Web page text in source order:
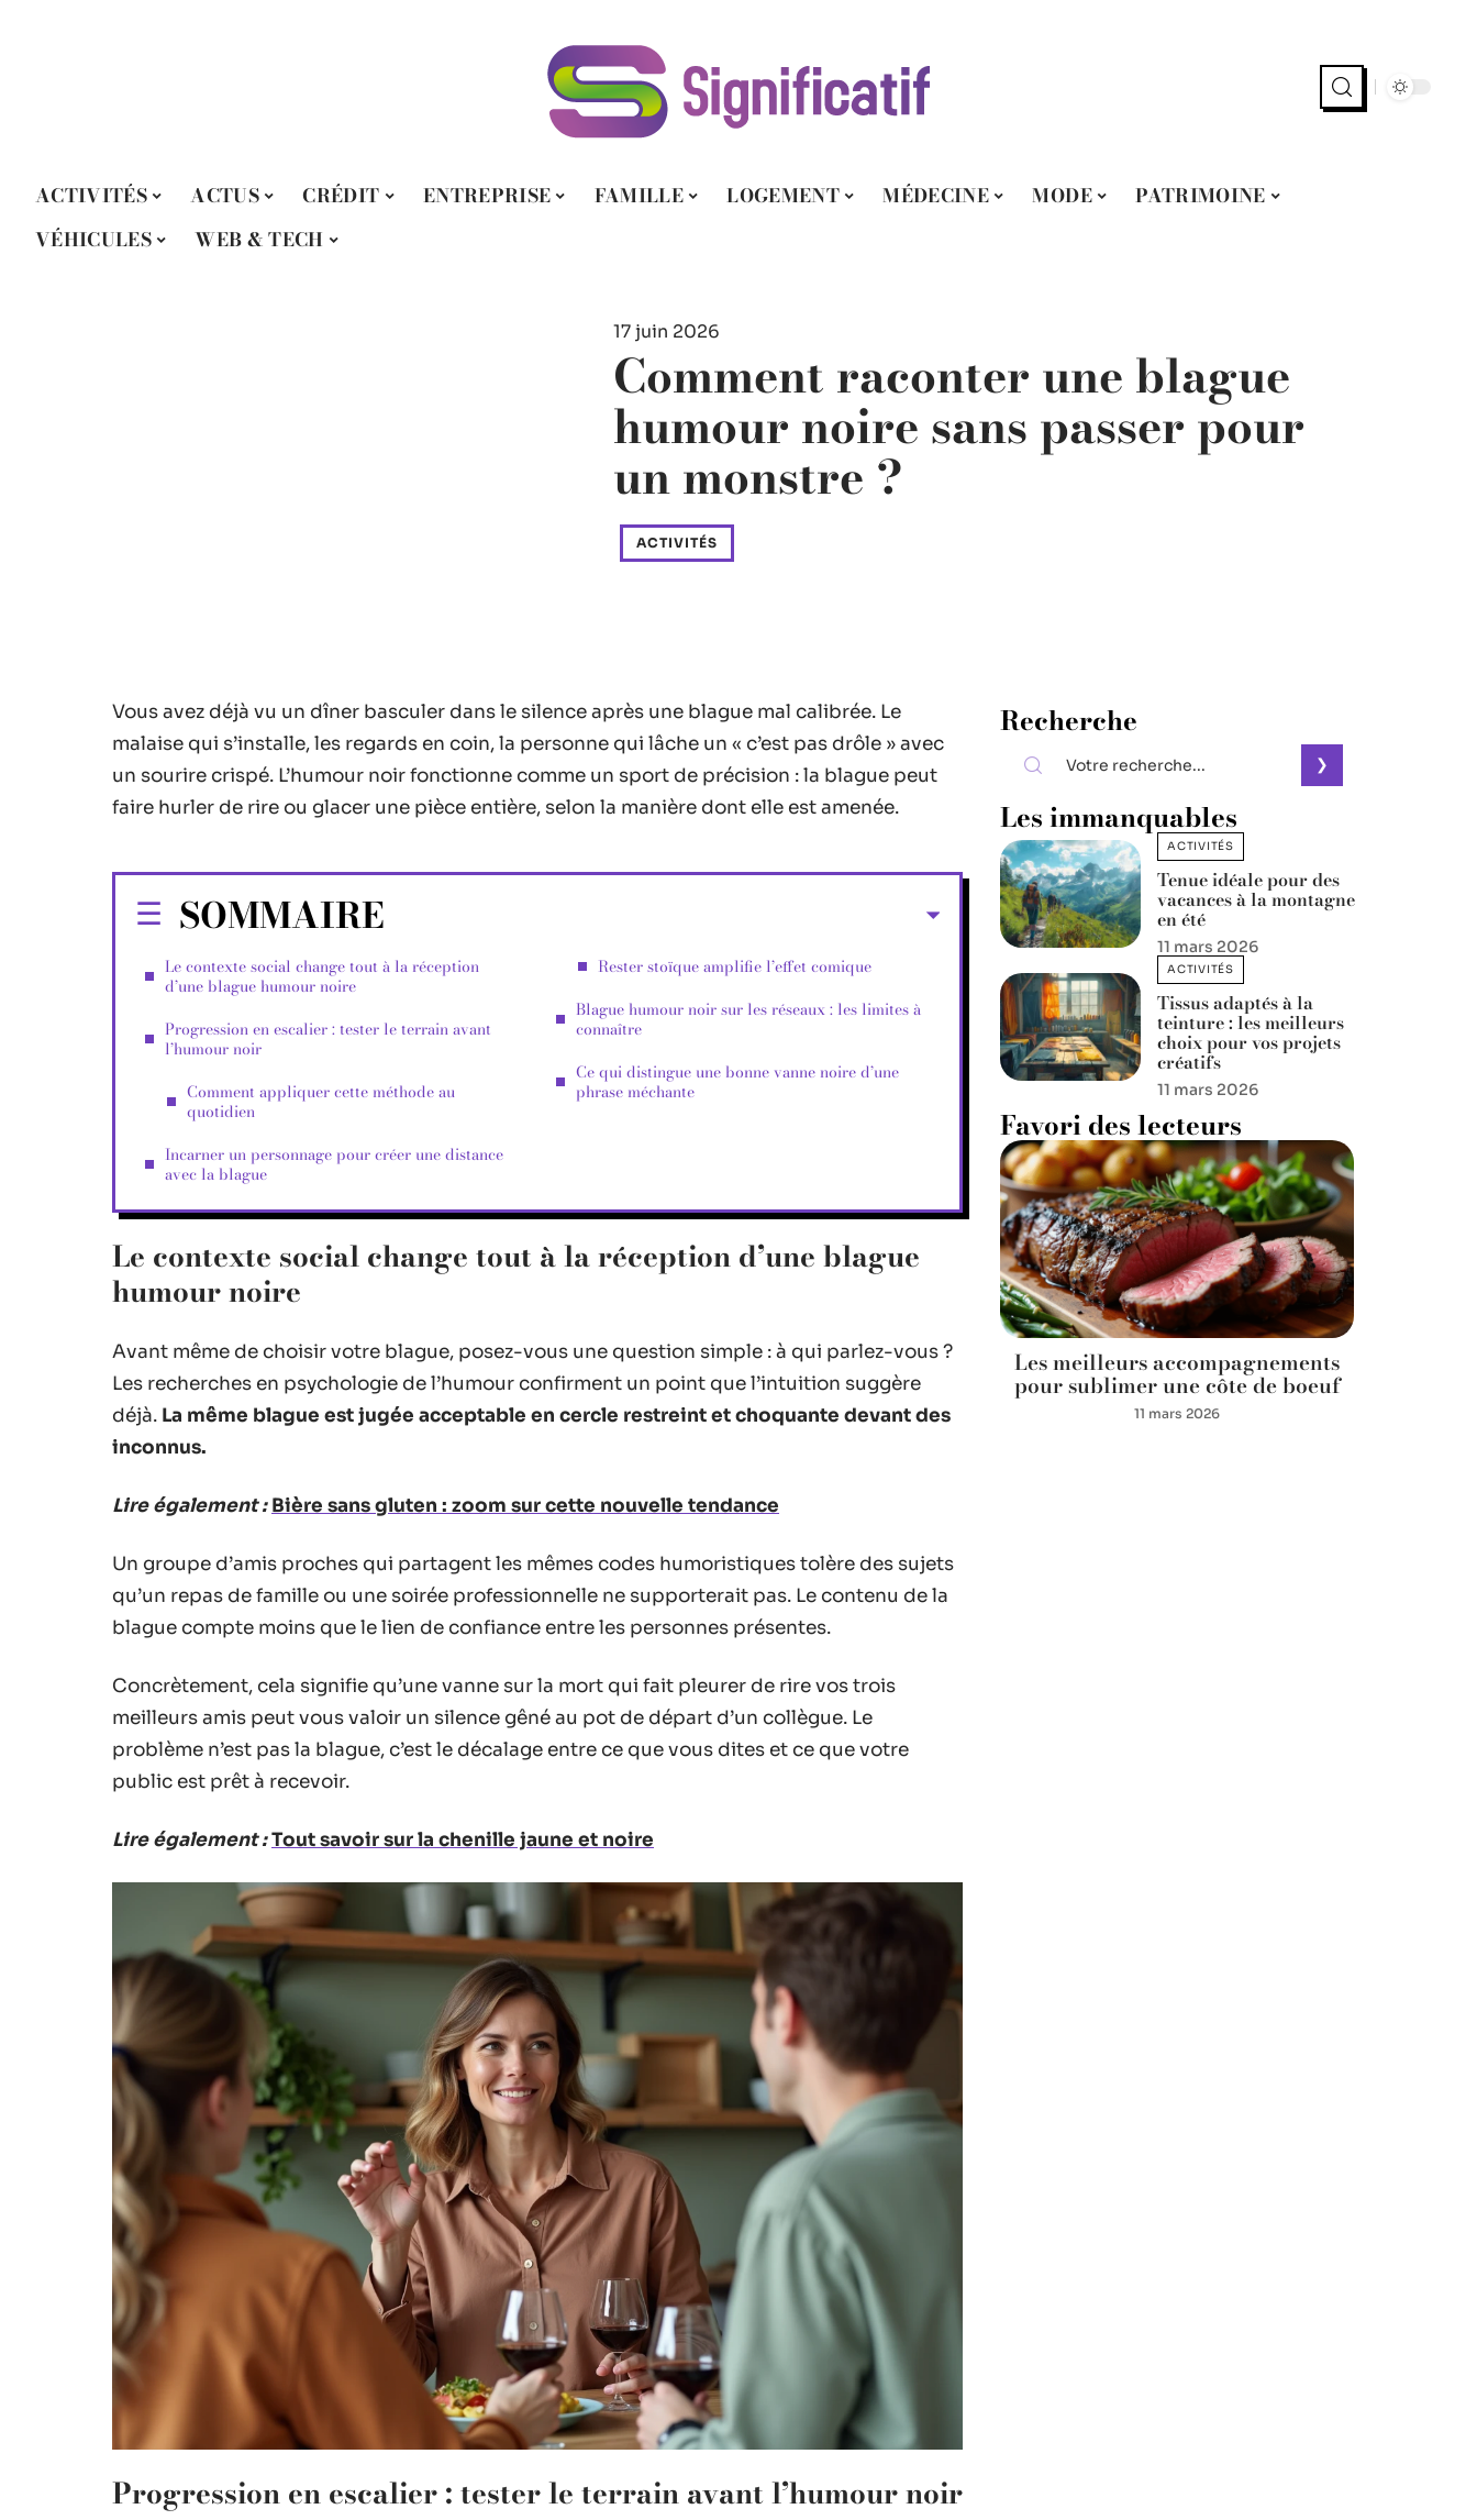
ACTIVITÉS ACTUS CRÉDIT ENTREPRISE FAMILLE LOGEMENT MÉDECINE MODE
PATRIMOINE
VÉHICULES
WEB & TECH
17 juin 2026
Comment raconter une blague
humour noire sans passer pour
un monstre ?
ACTIVITÉS
Vous avez déjà vu un dîner basculer dans le silence après une blague mal calibrée. Le
malaise qui s’installe, les regards en coin, la personne qui lâche un « c’est pas drôle » avec
un sourire crispé. L’humour noir fonctionne comme un sport de précision : la blague peut
faire hurler de rire ou glacer une pièce entière, selon la manière dont elle est amenée.
SOMMAIRE
Le contexte social change tout à la réception
d’une blague humour noire
Progression en escalier : tester le terrain avant
l’humour noir
Comment appliquer cette méthode au
quotidien
Incarner un personnage pour créer une distance
avec la blague
Rester stoïque amplifie l’effet comique
Blague humour noir sur les réseaux : les limites à
connaître
Ce qui distingue une bonne vanne noire d’une
phrase méchante
Le contexte social change tout à la réception d’une blague
humour noire
Avant même de choisir votre blague, posez-vous une question simple : à qui parlez-vous ?
Les recherches en psychologie de l’humour confirment un point que l’intuition suggère
déjà. La même blague est jugée acceptable en cercle restreint et choquante devant des
inconnus.
Lire également : Bière sans gluten : zoom sur cette nouvelle tendance
Un groupe d’amis proches qui partagent les mêmes codes humoristiques tolère des sujets
qu’un repas de famille ou une soirée professionnelle ne supporterait pas. Le contenu de la
blague compte moins que le lien de confiance entre les personnes présentes.
Concrètement, cela signifie qu’une vanne sur la mort qui fait pleurer de rire vos trois
meilleurs amis peut vous valoir un silence gêné au pot de départ d’un collègue. Le
problème n’est pas la blague, c’est le décalage entre ce que vous dites et ce que votre
public est prêt à recevoir.
Lire également :Tout savoir sur la chenille jaune et noire
Progression en escalier : tester le terrain avant l’humour noir
Recherche
Les immanquables
ACTIVITÉS
Tenue idéale pour des
vacances à la montagne
en été
11 mars 2026
ACTIVITÉS
Tissus adaptés à la
teinture : les meilleurs
choix pour vos projets
créatifs
11 mars 2026
Favori des lecteurs
Les meilleurs accompagnements
pour sublimer une côte de boeuf
11 mars 2026